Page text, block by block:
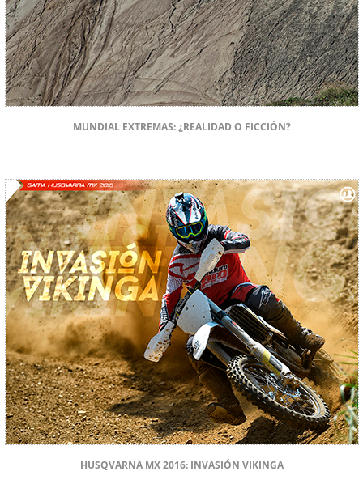
MUNDIAL EXTREMAS: ¿REALIDAD O FICCIÓN?
HUSQVARNA MX 2016: INVASIÓN VIKINGA